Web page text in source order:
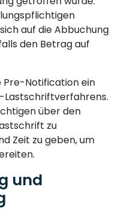
auf die Abbuchung
den Betrag auf
Pre-Notification ein
Lastschriftverfahrens.
über den
zu
Zeit zu geben, um
und